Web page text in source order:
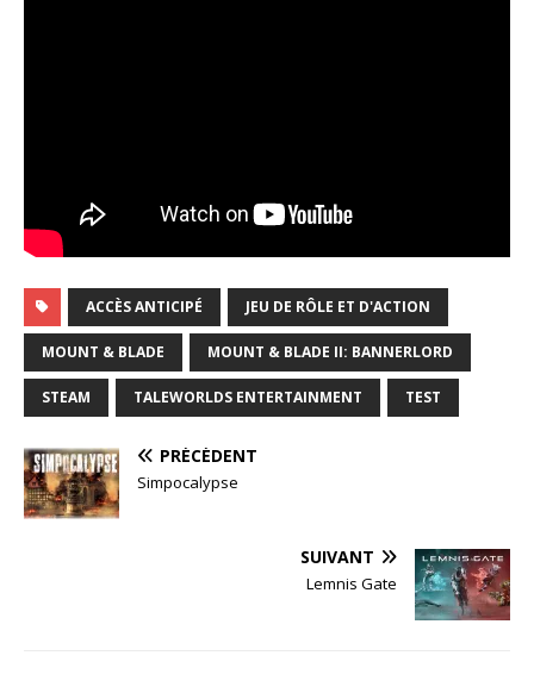
ACCÈS ANTICIPÉ JEU DE RÔLE ET D'ACTION
MOUNT & BLADE MOUNT & BLADE II: BANNERLORD
STEAM TALEWORLDS ENTERTAINMENT TEST
PRÉCÉDENT
Simpocalypse
SUIVANT
Lemnis Gate